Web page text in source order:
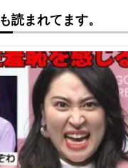
読まれてます。